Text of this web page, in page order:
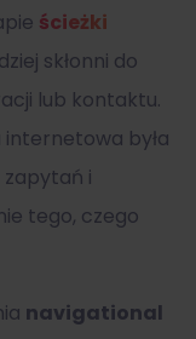
ścieżki
skłonni do
lub kontaktu.
była
i
tego, czego
navigational